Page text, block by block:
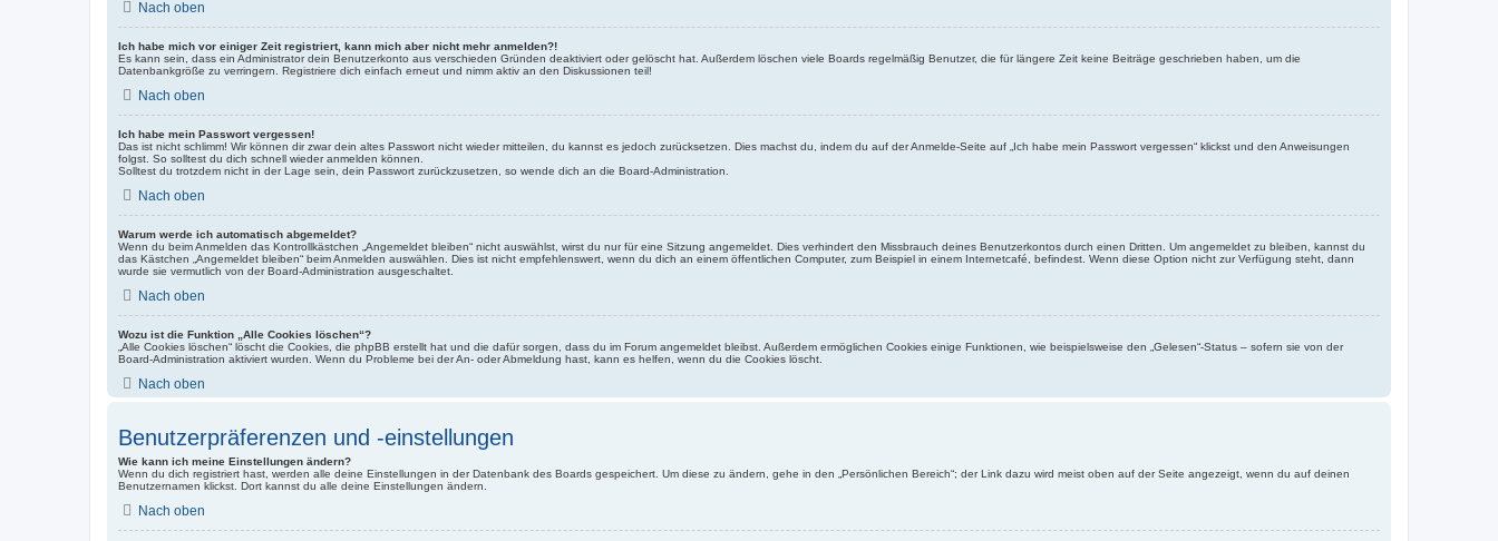
Nach oben
Ich habe mich vor einiger Zeit registriert, kann mich aber nicht mehr anmelden?!
Es kann sein, dass ein Administrator dein Benutzerkonto aus verschieden Gründen deaktiviert oder gelöscht hat. Außerdem löschen viele Boards regelmäßig Benutzer, die für längere Zeit keine Beiträge geschrieben haben, um die
Datenbankgröße zu verringern. Registriere dich einfach erneut und nimm aktiv an den Diskussionen teil!
Nach oben
Ich habe mein Passwort vergessen!
Das ist nicht schlimm! Wir können dir zwar dein altes Passwort nicht wieder mitteilen, du kannst es jedoch zurücksetzen. Dies machst du, indem du auf der Anmelde-Seite auf „Ich habe mein Passwort vergessen“ klickst und den Anweisungen
folgst. So solltest du dich schnell wieder anmelden können.
Solltest du trotzdem nicht in der Lage sein, dein Passwort zurückzusetzen, so wende dich an die Board-Administration.
Nach oben
Warum werde ich automatisch abgemeldet?
Wenn du beim Anmelden das Kontrollkästchen „Angemeldet bleiben“ nicht auswählst, wirst du nur für eine Sitzung angemeldet. Dies verhindert den Missbrauch deines Benutzerkontos durch einen Dritten. Um angemeldet zu bleiben, kannst du
das Kästchen „Angemeldet bleiben“ beim Anmelden auswählen. Dies ist nicht empfehlenswert, wenn du dich an einem öffentlichen Computer, zum Beispiel in einem Internetcafé, befindest. Wenn diese Option nicht zur Verfügung steht, dann
wurde sie vermutlich von der Board-Administration ausgeschaltet.
Nach oben
Wozu ist die Funktion „Alle Cookies löschen“?
„Alle Cookies löschen“ löscht die Cookies, die phpBB erstellt hat und die dafür sorgen, dass du im Forum angemeldet bleibst. Außerdem ermöglichen Cookies einige Funktionen, wie beispielsweise den „Gelesen“-Status – sofern sie von der
Board-Administration aktiviert wurden. Wenn du Probleme bei der An- oder Abmeldung hast, kann es helfen, wenn du die Cookies löscht.
Nach oben
Benutzerpräferenzen und -einstellungen
Wie kann ich meine Einstellungen ändern?
Wenn du dich registriert hast, werden alle deine Einstellungen in der Datenbank des Boards gespeichert. Um diese zu ändern, gehe in den „Persönlichen Bereich“; der Link dazu wird meist oben auf der Seite angezeigt, wenn du auf deinen
Benutzernamen klickst. Dort kannst du alle deine Einstellungen ändern.
Nach oben